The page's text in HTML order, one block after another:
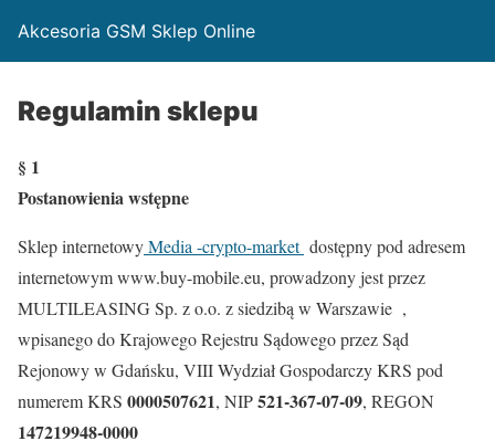
Akcesoria GSM Sklep Online
Regulamin sklepu
§ 1
Postanowienia wstępne
Sklep internetowyMedia -crypto-market dostępny pod adresem
internetowym www.buy-mobile.eu, prowadzony jest przez
MULTILEASING Sp. z o.o. z siedzibą w Warszawie ,
wpisanego do Krajowego Rejestru Sądowego przez Sąd
Rejonowy w Gdańsku, VIII Wydział Gospodarczy KRS pod
numerem KRS 0000507621, NIP521-367-07-09, REGON
147219948-0000